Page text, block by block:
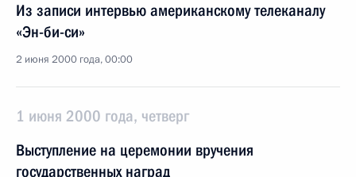
Из записи интервью американскому телеканалу
«Эн-би-си»
2 июня 2000 года, 00:00
1 июня 2000 года, четверг
Выступление на церемонии вручения
государственных наград